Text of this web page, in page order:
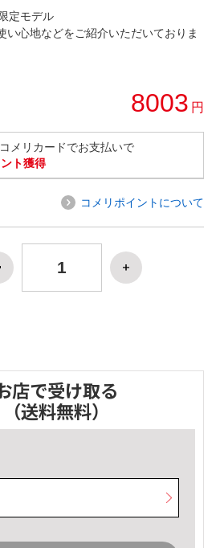
定モデル
い心地などをご紹介いただいておりま
8003 円
メリカードでお支払いで
ト獲得
コメリポイントについて
店で受け取る
（送料無料）